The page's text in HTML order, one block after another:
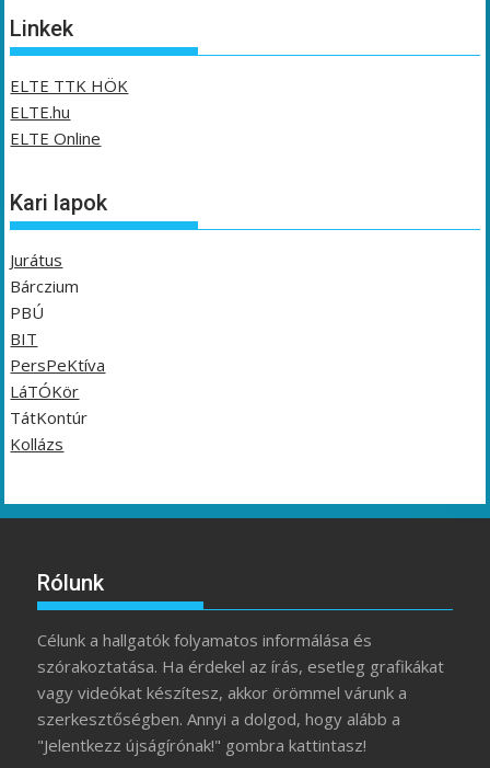
Linkek
ELTE TTK HÖK
ELTE.hu
ELTE Online
Kari lapok
Jurátus
Bárczium
PBÚ
BIT
PersPeKtíva
LáTÓKör
TátKontúr
Kollázs
Rólunk
Célunk a hallgatók folyamatos informálása és
szórakoztatása. Ha érdekel az írás, esetleg grafikákat
vagy videókat készítesz, akkor örömmel várunk a
szerkesztőségben. Annyi a dolgod, hogy alább a
"Jelentkezz újságírónak!" gombra kattintasz!